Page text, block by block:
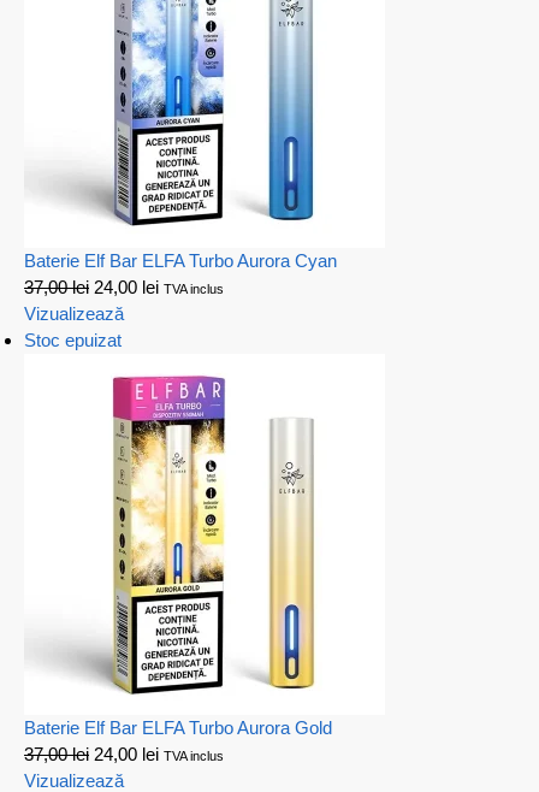
Baterie Elf Bar ELFA Turbo Aurora Cyan
37,00lei 24,00 lei TVA inclus
Vizualizează
Stoc epuizat
Baterie Elf Bar ELFA Turbo Aurora Gold
37,00lei 24,00 lei TVA inclus
Vizualizează